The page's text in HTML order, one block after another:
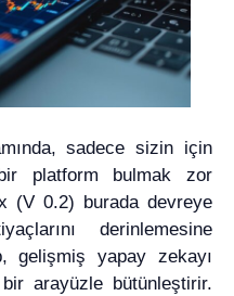
sadece sizin için
platform bulmak zor
(V 0.2) burada devreye
derinlemesine
gelişmiş yapay zekayı
arayüzle bütünleştirir.